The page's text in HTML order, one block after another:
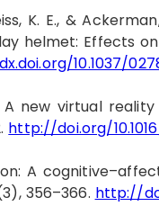
K. E., &
helmet: Effects
10.1037/
A new virtual
http://doi.org/
A
356–366. http://